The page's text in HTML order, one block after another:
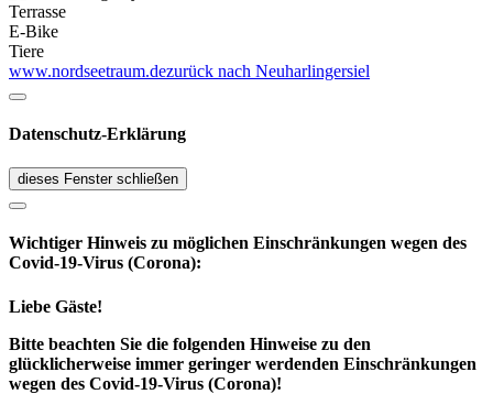
Terrasse
E-Bike
Tiere
www.nordseetraum.dezurück nach Neuharlingersiel
Datenschutz-Erklärung
dieses Fenster schließen
Wichtiger Hinweis zu möglichen Ein­schränk­ungen wegen des
Covid-19-Virus (Corona):
Liebe Gäste!
Bitte beachten Sie die folgenden Hinweise zu den
glücklicherweise immer geringer werdenden Einschränkungen
wegen des Covid-19-Virus (Corona)!